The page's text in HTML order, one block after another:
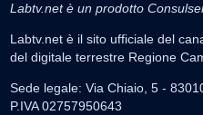
Labtv.net è un prodotto
Labtv.net è il sito ufficiale del
del digitale terrestre Regione
Sede legale: Via Chiaio, 5 -
P.IVA 02757950643